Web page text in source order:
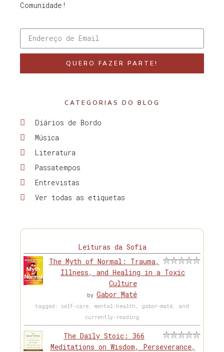
Comunidade!
QUERO FAZER PARTE!
CATEGORIAS DO BLOG
Diários de Bordo
Música
Literatura
Passatempos
Entrevistas
Ver todas as etiquetas
Leituras da Sofia
The Myth of Normal: Trauma,
Illness, and Healing in a Toxic
Culture
by Gabor Maté
tagged: self-care, mental-health, gabor-maté, and
currently-reading
The Daily Stoic: 366
Meditations on Wisdom, Perseverance,